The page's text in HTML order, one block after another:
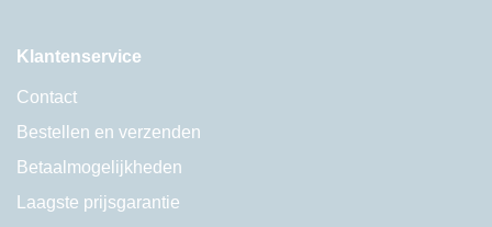
Klantenservice
Contact
Bestellen en verzenden
Betaalmogelijkheden
Laagste prijsgarantie